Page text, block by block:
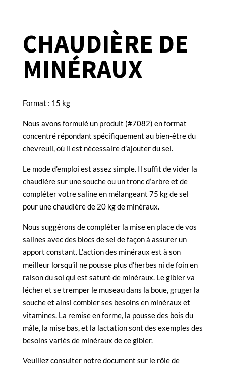
CHAUDIÈRE DE
MINÉRAUX
Format : 15 kg
Nous avons formulé un produit (#7082) en format
concentré répondant spécifiquement au bien-être du
chevreuil, où il est nécessaire d’ajouter du sel.
Le mode d’emploi est assez simple. Il suffit de vider la
chaudière sur une souche ou un tronc d’arbre et de
compléter votre saline en mélangeant 75 kg de sel
pour une chaudière de 20 kg de minéraux.
Nous suggérons de compléter la mise en place de vos
salines avec des blocs de sel de façon à assurer un
apport constant. L’action des minéraux est à son
meilleur lorsqu’il ne pousse plus d’herbes ni de foin en
raison du sol qui est saturé de minéraux. Le gibier va
lécher et se tremper le museau dans la boue, gruger la
souche et ainsi combler ses besoins en minéraux et
vitamines. La remise en forme, la pousse des bois du
mâle, la mise bas, et la lactation sont des exemples des
besoins variés de minéraux de ce gibier.
Veuillez consulter notre document sur le rôle de